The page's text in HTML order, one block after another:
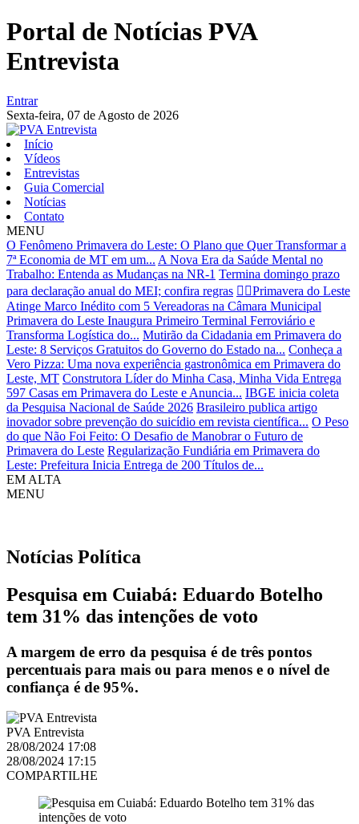
Portal de Notícias PVA
Entrevista
Entrar
Sexta-feira, 07 de Agosto de 2026
Início
Vídeos
Entrevistas
Guia Comercial
Notícias
Contato
MENU
O Fenômeno Primavera do Leste: O Plano que Quer Transformar a
7ª Economia de MT em um... A Nova Era da Saúde Mental no
Trabalho: Entenda as Mudanças na NR-1 Termina domingo prazo
para declaração anual do MEI; confira regras 👩‍⚖️Primavera do Leste
Atinge Marco Inédito com 5 Vereadoras na Câmara Municipal
Primavera do Leste Inaugura Primeiro Terminal Ferroviário e
Transforma Logística do... Mutirão da Cidadania em Primavera do
Leste: 8 Serviços Gratuitos do Governo do Estado na... Conheça a
Vero Pizza: Uma nova experiência gastronômica em Primavera do
Leste, MT Construtora Líder do Minha Casa, Minha Vida Entrega
597 Casas em Primavera do Leste e Anuncia... IBGE inicia coleta
da Pesquisa Nacional de Saúde 2026 Brasileiro publica artigo
inovador sobre prevenção do suicídio em revista científica... O Peso
do que Não Foi Feito: O Desafio de Manobrar o Futuro de
Primavera do Leste Regularização Fundiária em Primavera do
Leste: Prefeitura Inicia Entrega de 200 Títulos de...
EM ALTA
MENU
Notícias Política
Pesquisa em Cuiabá: Eduardo Botelho
tem 31% das intenções de voto
A margem de erro da pesquisa é de três pontos
percentuais para mais ou para menos e o nível de
confiança é de 95%.
PVA Entrevista
28/08/2024 17:08
28/08/2024 17:15
COMPARTILHE